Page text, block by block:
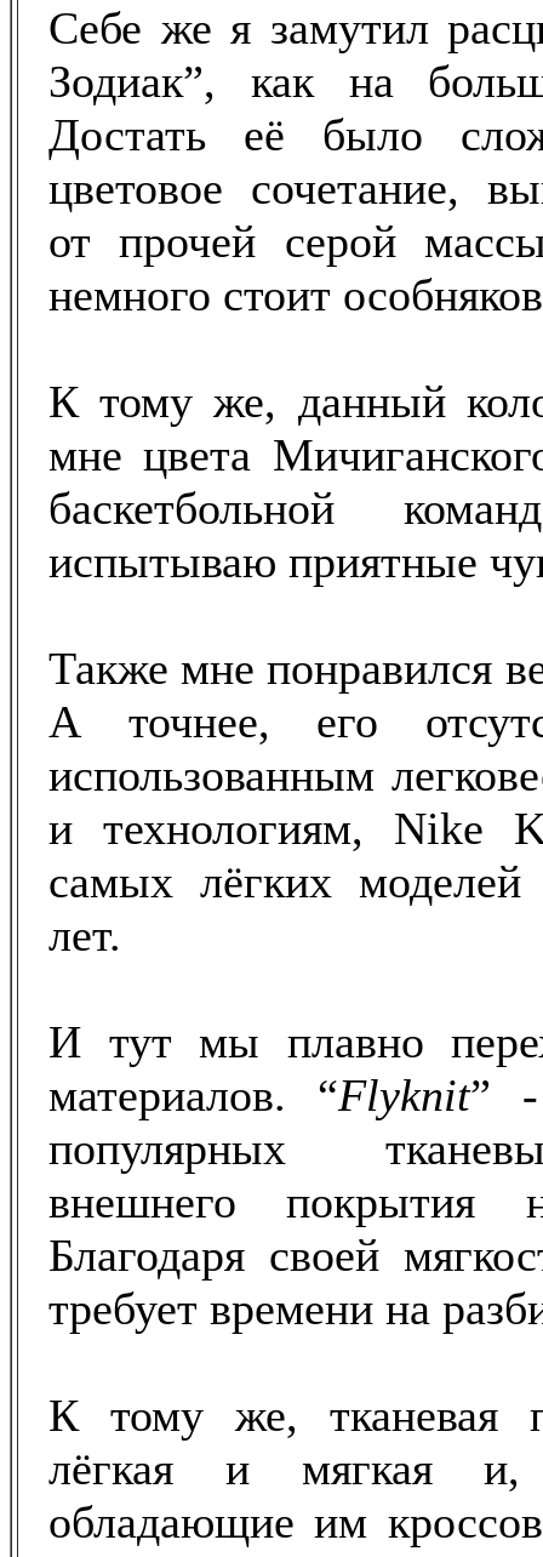
Себе же я замутил
Зодиак”, как на
Достать её было
цветовое сочетание,
от прочей серой
немного стоит
К тому же, данный
мне цвета
баскетбольной
испытываю приятные
Также мне понравился
А точнее, его
использованным
и технологиям, Nike
самых лёгких моделей
лет.
И тут мы плавно
материалов. “Flyknit” -
популярных
внешнего покрытия
Благодаря своей
требует времени на
К тому же, тканевая
лёгкая и мягкая и,
обладающие им